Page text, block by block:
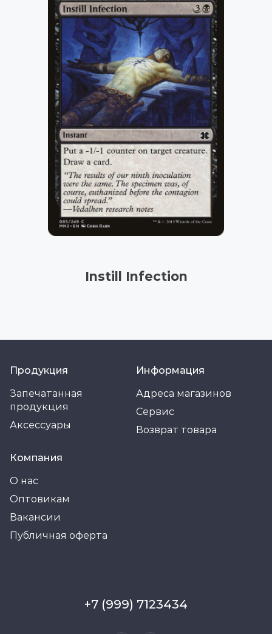
Instill Infection
Продукция
Запечатанная
продукция
Аксессуары
Информация
Адреса магазинов
Сервис
Возврат товара
Компания
О нас
Оптовикам
Вакансии
Публичная оферта
+7 (999) 7123434